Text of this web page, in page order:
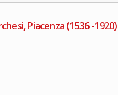
Piacenza (1536 -1920)